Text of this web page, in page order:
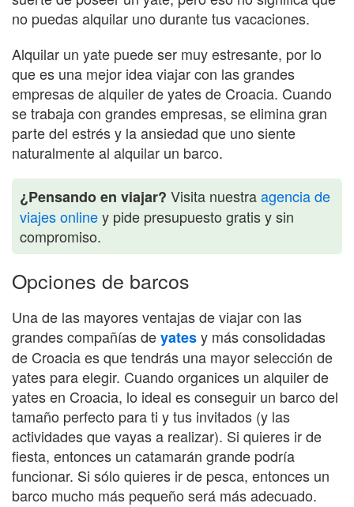
no puedas alquilar uno durante tus vacaciones.
Alquilar un yate puede ser muy estresante, por lo
que es una mejor idea viajar con las grandes
empresas de alquiler de yates de Croacia. Cuando
se trabaja con grandes empresas, se elimina gran
parte del estrés y la ansiedad que uno siente
naturalmente al alquilar un barco.
¿Pensando en viajar? Visita nuestraagencia de
viajes onliney pide presupuesto gratis y sin
compromiso.
Opciones de barcos
Una de las mayores ventajas de viajar con las
grandes compañías deyatesy más consolidadas
de Croacia es que tendrás una mayor selección de
yates para elegir. Cuando organices un alquiler de
yates en Croacia, lo ideal es conseguir un barco del
tamaño perfecto para ti y tus invitados (y las
actividades que vayas a realizar). Si quieres ir de
fiesta, entonces un catamarán grande podría
funcionar. Si sólo quieres ir de pesca, entonces un
barco mucho más pequeño será más adecuado.